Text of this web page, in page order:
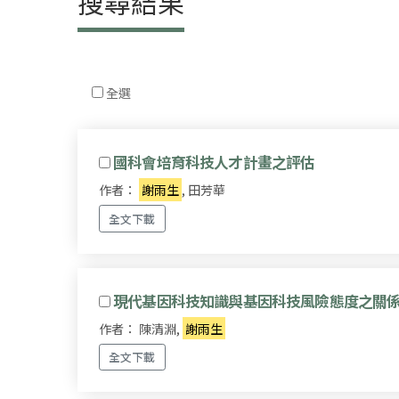
全選
國科會培育科技人才計畫之評估
作者： 謝雨生 , 田芳華
全文下載
現代基因科技知識與基因科技風險態度之關
作者： 陳清淵, 謝雨生
全文下載